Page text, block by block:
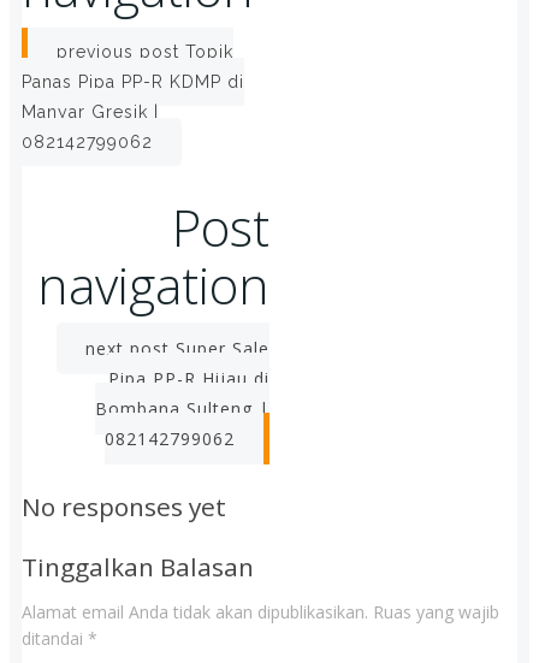
previous post Topik
Panas Pipa PP-R KDMP di
Manyar Gresik |
082142799062
Post
navigation
next post Super Sale
Pipa PP-R Hijau di
Bombana Sulteng |
082142799062
No responses yet
Tinggalkan Balasan
Alamat email Anda tidak akan dipublikasikan. Ruas yang wajib
ditandai *